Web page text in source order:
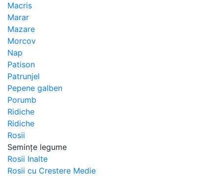
Macris
Marar
Mazare
Morcov
Nap
Patison
Patrunjel
Pepene galben
Porumb
Ridiche
Ridiche
Rosii
Semințe legume
Rosii Inalte
Rosii cu Crestere Medie